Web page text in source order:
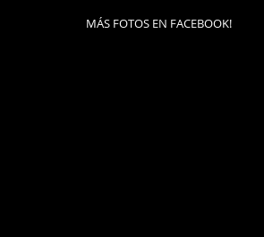
MÁS FOTOS EN FACEBOOK!